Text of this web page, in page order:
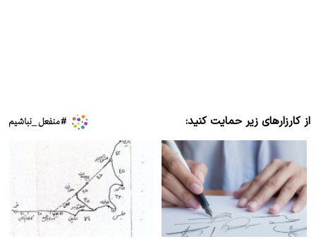
از کارزارهای زیر حمایت کنید: